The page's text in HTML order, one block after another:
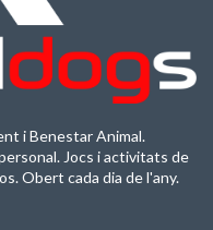
i Benestar Animal.
Jocs i activitats de
Obert cada dia de l'any.